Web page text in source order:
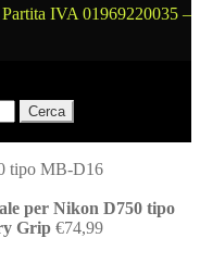
Partita IVA 01969220035 –
Cerca
per Nikon D750 tipo
Grip €74,99